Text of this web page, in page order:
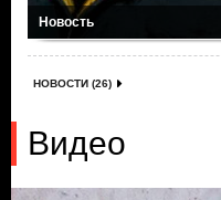
Новость
НОВОСТИ (26)
Видео